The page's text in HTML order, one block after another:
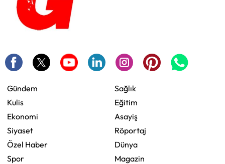
Gündem
Kulis
Ekonomi
Siyaset
Özel Haber
Spor
Sağlık
Eğitim
Asayiş
Röportaj
Dünya
Magazin